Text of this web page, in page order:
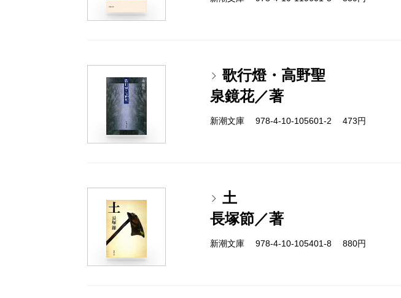
歌行燈・高野聖
泉鏡花／著
新潮文庫 978-4-10-105601-2 473円
土
長塚節／著
新潮文庫 978-4-10-105401-8 880円